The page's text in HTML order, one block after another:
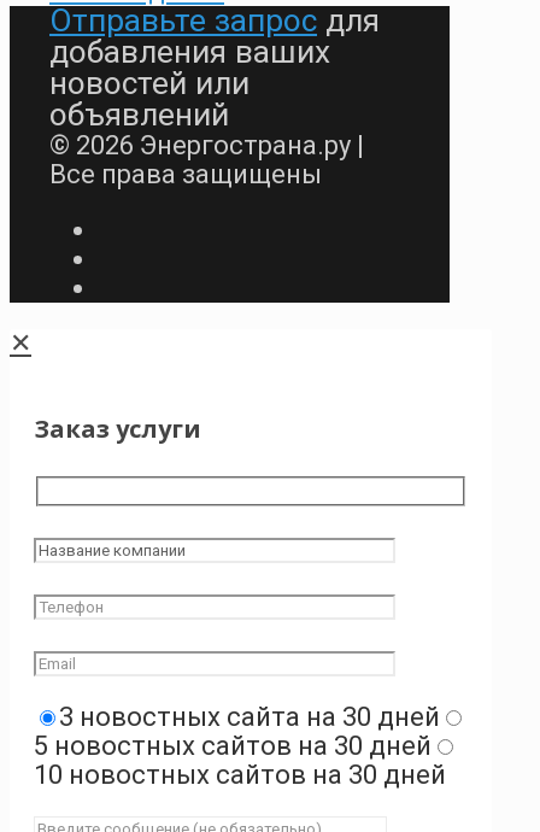
Отправьте запрос для
добавления ваших
новостей или
объявлений
© 2026 Энергострана.ру |
Все права защищены
✕
Заказ услуги
3 новостных сайта на 30 дней
5 новостных сайтов на 30 дней
10 новостных сайтов на 30 дней